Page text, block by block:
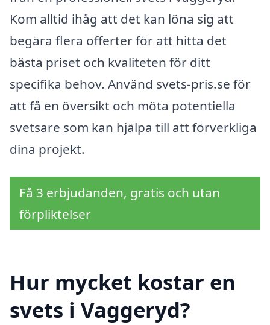
Kom alltid ihåg att det kan löna sig att
begära flera offerter för att hitta det
bästa priset och kvaliteten för ditt
specifika behov. Använd svets-pris.se för
att få en översikt och möta potentiella
svetsare som kan hjälpa till att förverkliga
dina projekt.
Få 3 erbjudanden, gratis och utan
förpliktelser
Hur mycket kostar en
svets i Vaggeryd?